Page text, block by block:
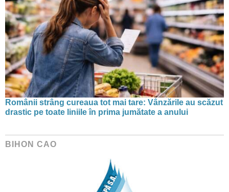
Românii strâng cureaua tot mai tare: Vânzările au scăzut
drastic pe toate liniile în prima jumătate a anului
BIHON CAO